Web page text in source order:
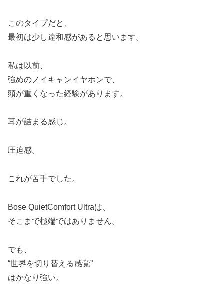
このタイプだと、
最初は少し違和感があると思います。
私は以前、
強めのノイキャンイヤホンで、
頭が重くなった経験があります。
耳が詰まる感じ。
圧迫感。
これが苦手でした。
Bose QuietComfort Ultraは、
そこまで極端ではありません。
でも、
“世界を切り替える感覚”
はかなり強い。